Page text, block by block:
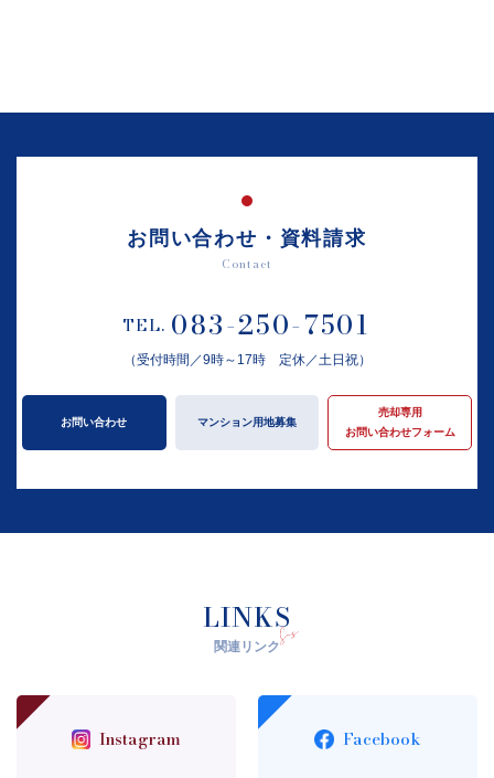
お問い合わせ・資料請求
Contact
TEL. 083-250-7501
（受付時間／9時～17時 定休／土日祝）
お問い合わせ マンション用地募集
売却専用
お問い合わせフォーム
LINKS
関連リンク
Instagram Facebook